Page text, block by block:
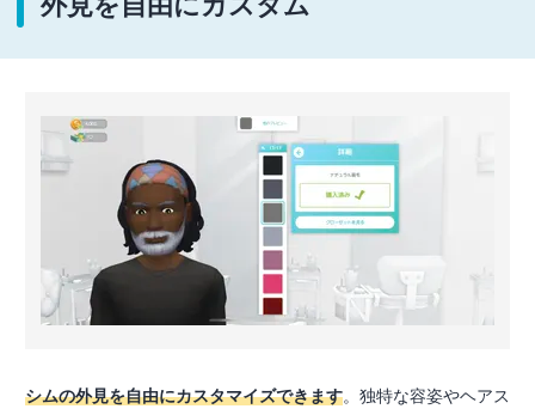
シムの外見を自由にカスタマイズできます。独特な容姿やヘアス